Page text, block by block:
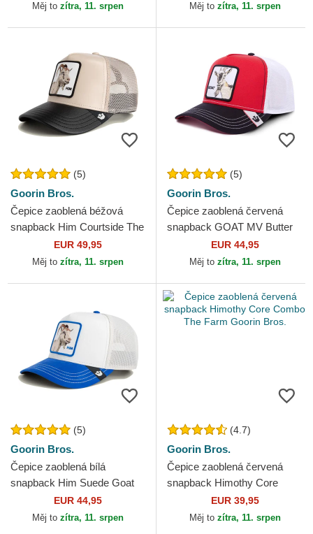
Měj to zítra, 11. srpen Měj to zítra, 11. srpen
(5)
Goorin Bros.
Čepice zaoblená béžová
snapback Him Courtside The
Farm Goorin Bros.
EUR 49,95
Měj to zítra, 11. srpen
(5)
Goorin Bros.
Čepice zaoblená červená
snapback GOAT MV Butter
The Farm MVP The Farm
Goorin Bros.
EUR 44,95
Měj to zítra, 11. srpen
(5)
Goorin Bros.
Čepice zaoblená bílá
snapback Him Suede Goat
Suede Truckers The Farm
Goorin Bros.
EUR 44,95
Měj to zítra, 11. srpen
(4.7)
Goorin Bros.
Čepice zaoblená červená
snapback Himothy Core
Combo The Farm Goorin
Bros.
EUR 39,95
Měj to zítra, 11. srpen